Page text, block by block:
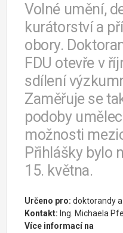
Volné umění,
kurátorství a
obory.
FDU otevře v
sdílení
Zaměřuje se
podoby
možnosti
Přihlášky bylo
15. května.
Určeno pro: doktorandy
Kontakt: Ing. Michaela
Více informací na